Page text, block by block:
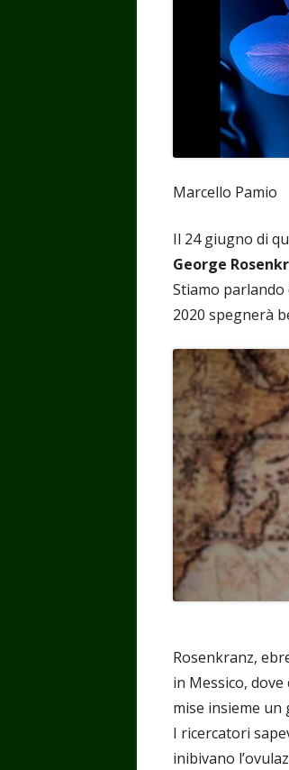
Marcello Pamio
Il 24 giugno di
George
Stiamo parlando
2020 spegnerà
Rosenkranz,
in Messico,
mise insieme un
I ricercatori
inibivano